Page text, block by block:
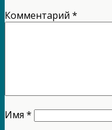
Комментарий *
Имя *